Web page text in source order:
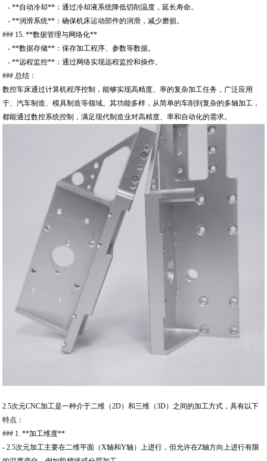
- **自动冷却**：通过冷却液系统降低切削温度，延长寿命。
- **润滑系统**：确保机床运动部件的润滑，减少磨损。
### 15. **数据管理与网络化**
- **数据存储**：保存加工程序、参数等数据。
- **远程监控**：通过网络实现远程监控和操作。
### 总结：
数控车床通过计算机程序控制，能够实现高精度、率的复杂加工任务，广泛应用
于、汽车制造、模具制造等领域。其功能多样，从简单的车削到复杂的多轴加工，
都能通过数控系统控制，满足现代制造业对高精度、率和自动化的需求。
2.5次元CNC加工是一种介于二维（2D）和三维（3D）之间的加工方式，具有以下
特点：
### 1. **加工维度**
- 2.5次元加工主要在二维平面（X轴和Y轴）上进行，但允许在Z轴方向上进行有限